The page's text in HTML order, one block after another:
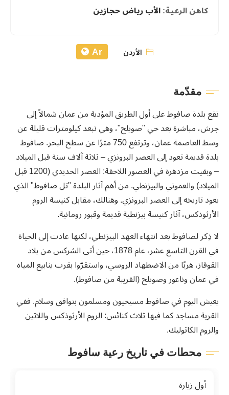
الأردن Ar
مقدّمة
تقع بلدة صافوط على أول الطريق المؤدية من عمان شمالاً إلى
جرش، مباشرة بعد حي "صويلح"، وهي تبعد كيلومترات قليلة عن
وسط العاصمة عمان، وترتفع 750 مترًا عن سطح البحر. صافوط
بلدة قديمة تعود إلى العصر البرونزي – ثلاثة آلاف سنة قبل الميلاد
– وبقيت مزدهرة في العصور اللاحقة: العصر الحديدي (1200 قبل
الميلاد) والعموني والبيزنطي. من أهم آثار البلدة "تل صافوط" الذي
يعود تاريخه إلى العصر البرونزي. وهنالك، مقابل كنيسة الروم
الأرثوذكس، آثار كنيسة بيزنطية قديمة وقبور رومانية.
لا ذِكر لصافوط بعد انتهاء العهد البيزنطي، لكنها عادت إلى الحياة
في القرن التاسع عشر، عام 1878، حين أتى الشركس من بلاد
القوقاز، هربًا من الاضطهاد الروسي، واستقرّوا بقرب ينابيع المياه
في عمان وناعور وصويلح (القريبة من صافوط).
يعيش اليوم في صافوط مسيحيون ومسلمون بتوافق وسلام. ففي
القرية مساجد كما فيها ثلاث كنائس: الروم الأرثوذكس واللاتين
والروم الكاثوليك.
محطات في تاريخ رعية سافوط
أول زيارة
كاهن الرعية:الأب رياض حجازين